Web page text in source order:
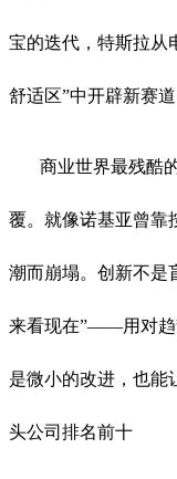
宝的迭代，特斯拉从
舒适区”中开辟新赛道
商业世界最残酷
覆。就像诺基亚曾靠
潮而崩塌。创新不是
来看现在”——用对趋
是微小的改进，也能
头公司排名前十